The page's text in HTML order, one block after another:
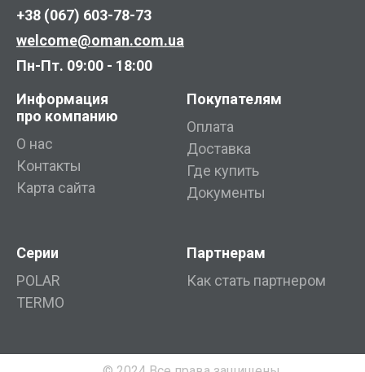
+38 (067) 603-78-73
welcome@oman.com.ua
Пн-Пт. 09:00 - 18:00
Информация
про компанию
О нас
Контакты
Карта сайта
Покупателям
Оплата
Доставка
Где купить
Документы
Серии
POLAR
TERMO
Партнерам
Как стать партнером